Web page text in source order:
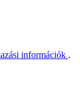
információk .